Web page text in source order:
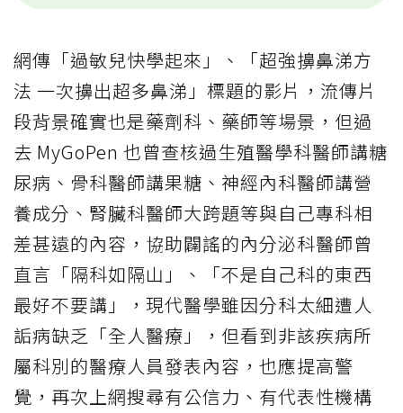
網傳「過敏兒快學起來」、「超強擤鼻涕方
法 一次擤出超多鼻涕」標題的影片，流傳片
段背景確實也是藥劑科、藥師等場景，但過
去 MyGoPen 也曾查核過生殖醫學科醫師講糖
尿病、骨科醫師講果糖、神經內科醫師講營
養成分、腎臟科醫師大跨題等與自己專科相
差甚遠的內容，協助闢謠的內分泌科醫師曾
直言「隔科如隔山」、「不是自己科的東西
最好不要講」，現代醫學雖因分科太細遭人
詬病缺乏「全人醫療」，但看到非該疾病所
屬科別的醫療人員發表內容，也應提高警
覺，再次上網搜尋有公信力、有代表性機構